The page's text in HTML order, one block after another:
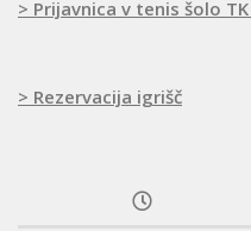
> Prijavnica v tenis šolo
> Rezervacija igrišč